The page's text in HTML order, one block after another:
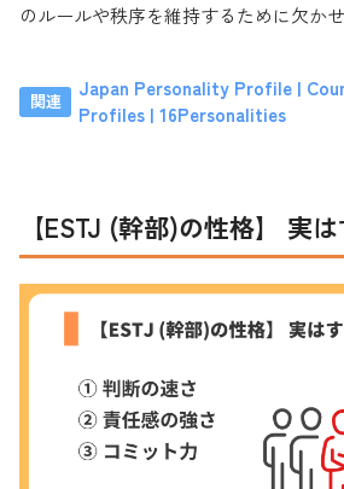
のルールや秩序を維持するために欠か
Japan Personality Profile |
Profiles | 16Personalities
【ESTJ (幹部)の性格】 実